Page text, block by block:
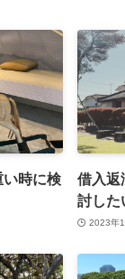
時に検
借入返
討し
2023年